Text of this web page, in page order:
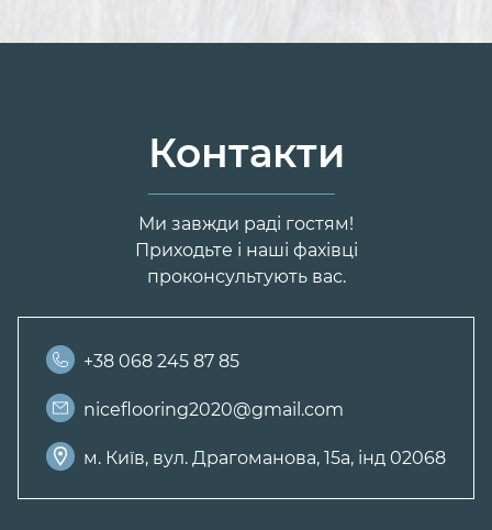
Контакти
Ми завжди раді гостям!
Приходьте і наші фахівці
проконсультують вас.
+38 068 245 87 85
niceflooring2020@gmail.com
м. Київ, вул. Драгоманова, 15а, інд 02068